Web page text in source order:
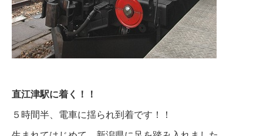
直江津駅に着く！！
５時間半、電車に揺られ到着です！！